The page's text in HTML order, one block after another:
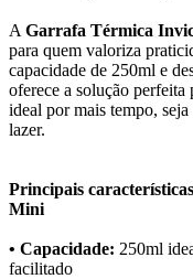
A Garrafa Térmica
para quem valoriza
capacidade de 250ml e
oferece a solução perfeita
ideal por mais tempo,
lazer.
Principais
Mini
• Capacidade: 250ml
facilitado